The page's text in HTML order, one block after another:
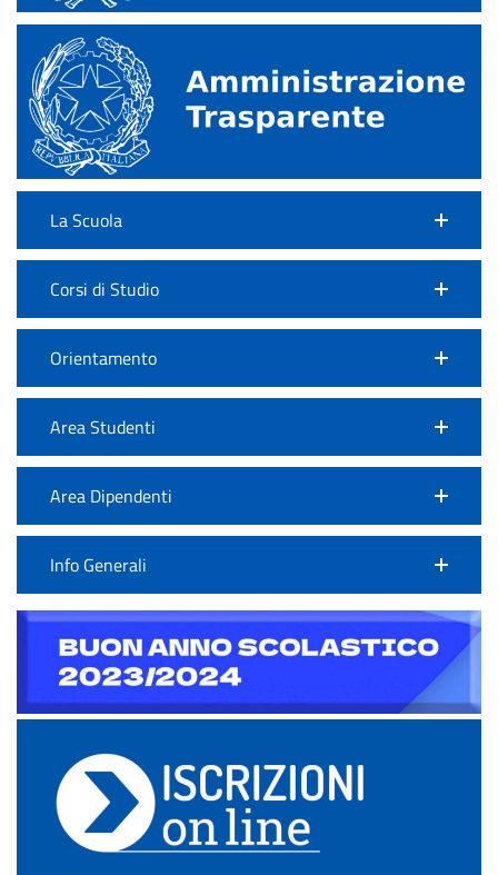
La Scuola
Corsi di Studio
Orientamento
Area Studenti
Area Dipendenti
Info Generali